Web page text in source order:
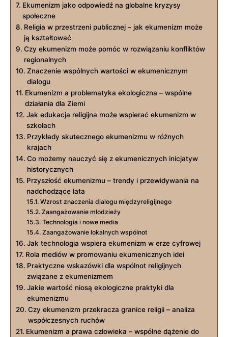
Ekumenizm jako odpowiedź na globalne kryzysy
społeczne
Religia w⁣ przestrzeni publicznej – jak ekumenizm może‍
ją kształtować
Czy ekumenizm może pomóc w rozwiązaniu‍ konfliktów
regionalnych
Znaczenie wspólnych wartości w ekumenicznym
dialogu
Ekumenizm a problematyka ekologiczna ⁤– wspólne
działania dla Ziemi
Jak edukacja religijna może wspierać ekumenizm w
szkołach
Przykłady skutecznego ekumenizmu w różnych
krajach
Co możemy nauczyć się z ekumenicznych inicjatyw⁢
historycznych
Przyszłość ekumenizmu – trendy i przewidywania na
nadchodzące lata
Wzrost znaczenia dialogu międzyreligijnego
Zaangażowanie młodzieży
Technologia ⁣i nowe media
Zaangażowanie lokalnych wspólnot
Jak technologia wspiera ekumenizm w erze ⁢cyfrowej
Rola mediów w promowaniu ekumenicznych idei
Praktyczne wskazówki dla wspólnot religijnych
związane z ‌ekumenizmem
Jakie wartość niosą ekologiczne praktyki dla
ekumenizmu
Czy ekumenizm przekracza granice religii – analiza
współczesnych ruchów
Ekumenizm a ⁤prawa⁣ człowieka – wspólne dążenie⁤ do